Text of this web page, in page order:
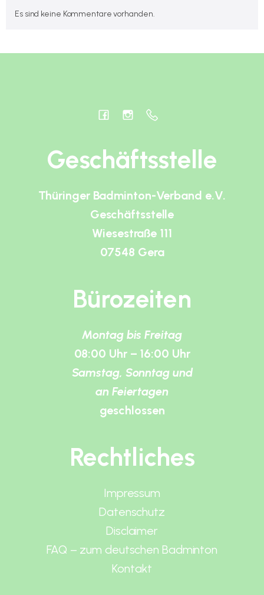
Es sind keine Kommentare vorhanden.
Geschäftsstelle
Thüringer Badminton-Verband e.V.
Geschäftsstelle
Wiesestraße 111
07548 Gera
Bürozeiten
Montag bis Freitag
08:00 Uhr – 16:00 Uhr
Samstag, Sonntag und
an Feiertagen
geschlossen
Rechtliches
Impressum
Datenschutz
Disclaimer
FAQ – zum deutschen Badminton
Kontakt